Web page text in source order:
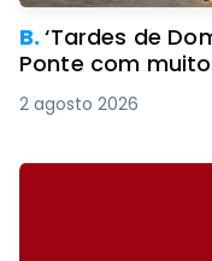
B.‘Tardes de
Ponte com
2 agosto 2026